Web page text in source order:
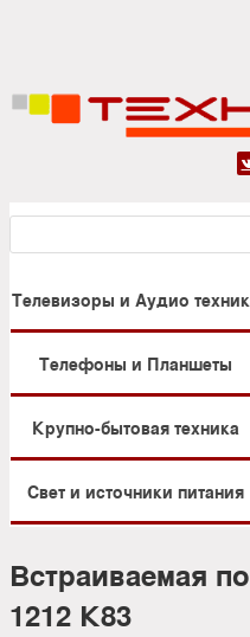
Телевизоры и Аудио
Телефоны и Планшеты
Крупно-бытовая техника
Свет и источники питания
Встраиваемая
1212 К83